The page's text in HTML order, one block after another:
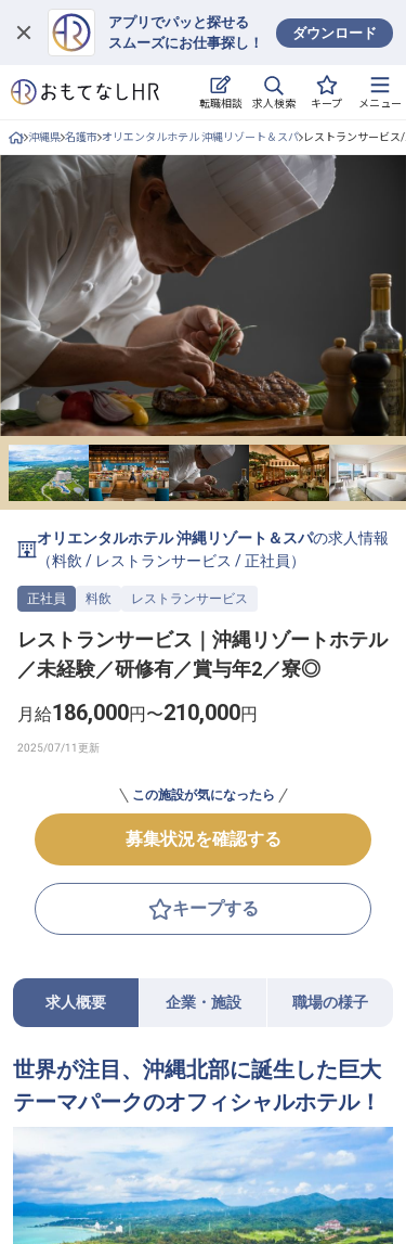
アプリでパッと探せる
スムーズにお仕事探し！
ダウンロード
転職相談 求人検索 キープ メニュー
ログイン
求人・施設を探す
キープした求人
就職・転職 合同説明会
おもてなしHRについて
ご利用の流れ
よくある質問
ホテル・宿泊業界情報コラム
無料 転職サポートに申し込む
沖縄県 名護市 オリエンタルホテル 沖縄リゾート＆スパ レストランサービス
オリエンタルホテル 沖縄リゾート＆スパの求人情報
（料飲 / レストランサービス /正社員 ）
正社員 料飲 レストランサービス
レストランサービス｜沖縄リゾートホテル
／未経験／研修有／賞与年2／寮◎
月給186,000円〜210,000円
この施設が気になったら
募集状況を確認する
キープする
求人概要 企業・施設 職場の様子
世界が注目、沖縄北部に誕生した巨大
テーマパークのオフィシャルホテル！